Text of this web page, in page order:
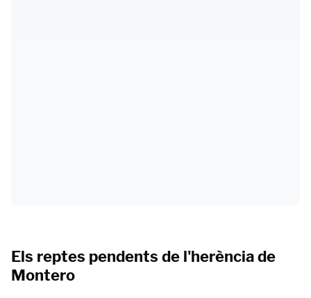
Els reptes pendents de l'herència de
Montero